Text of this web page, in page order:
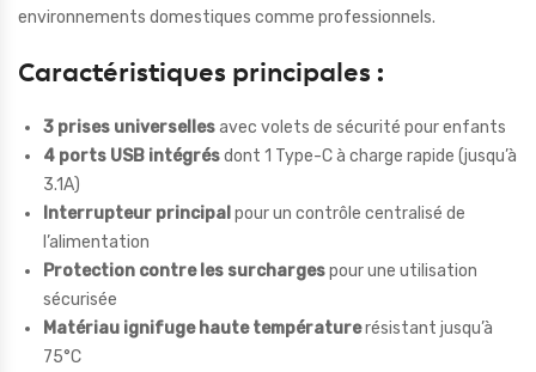
environnements domestiques comme professionnels.
Caractéristiques principales :
3 prises universellesavec volets de sécurité pour enfants
4 ports USB intégrésdont 1 Type-C à charge rapide (jusqu’à
3.1A)
Interrupteur principal pour un contrôle centralisé de
l’alimentation
Protection contre les surchargespour une utilisation
sécurisée
Matériau ignifuge haute températurerésistant jusqu’à
75°C